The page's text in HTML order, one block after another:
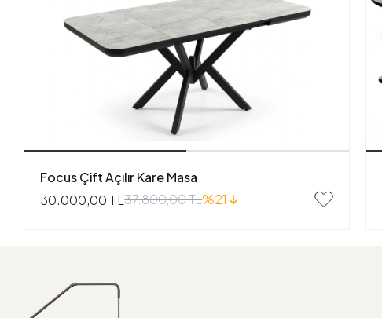
Focus Çift Açılır Kare Masa
30.000,00 TL37.800,00 TL%21